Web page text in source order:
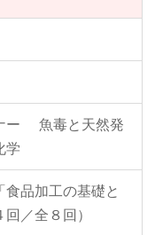
ー 魚毒と天然発
学
食品加工の基礎と
／全８回）